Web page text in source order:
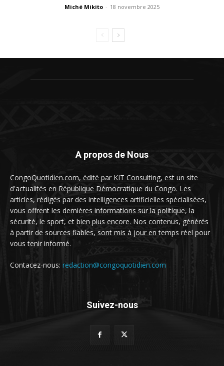
Miché Mikito - 18 novembre 2025
A propos de Nous
CongoQuotidien.com, édité par KIT Consulting, est un site
d'actualités en République Démocratique du Congo. Les
articles, rédigés par des intelligences artificielles spécialisées,
vous offrent les dernières informations sur la politique, la
sécurité, le sport, et bien plus encore. Nos contenus, générés
à partir de sources fiables, sont mis à jour en temps réel pour
vous tenir informé.
Contacez-nous: redaction@congoquotidien.com
Suivez-nous